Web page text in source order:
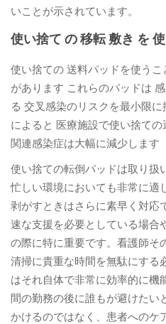
いことが示されています。
使い捨て の 移転 敷き を
使い捨ての 送料パッドを使う
があります これらのパッドは
る 交叉感染のリスクを最小限
によると 医療施設で使い捨て
関連感染症は大幅に減少します
使い捨ての転倒パッドは取り扱
忙しい環境においても非常に適
剥がすときはさらに素早く対応
速な支援を必要としている場合
の際に特に重要です。看護師そ
清掃に貴重な時間を無駄にする
はそれ自体で非常に効率的に機
間の勤務の後に誰もが避けたい
かけるのではなく、患者へのケ